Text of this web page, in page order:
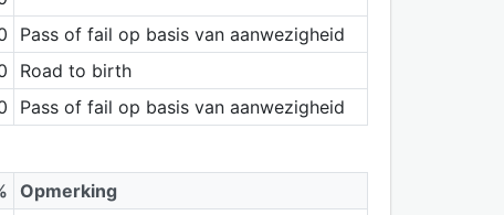
Pass of fail op basis van aanwezigheid
Road to birth
Pass of fail op basis van aanwezigheid
Opmerking